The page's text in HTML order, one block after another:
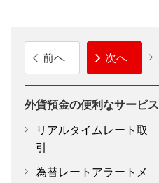
前へ 次へ
外貨預金の便利なサービス
リアルタイムレート取
引
為替レートアラートメ